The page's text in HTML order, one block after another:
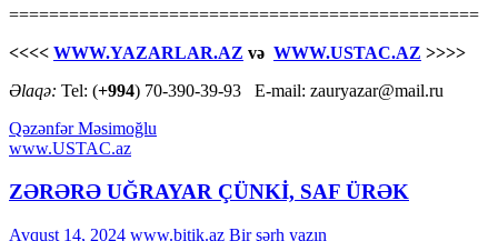
===============================================
<<<< WWW.YAZARLAR.AZ və WWW.USTAC.AZ >>>>
Əlaqə: Tel: (+994) 70-390-39-93 E-mail: zauryazar@mail.ru
Qəzənfər Məsimoğlu
www.USTAC.az
ZƏRƏRƏ UĞRAYAR ÇÜNKİ, SAF ÜRƏK
Avqust 14, 2024 www.bitik.az Bir şərh yazın